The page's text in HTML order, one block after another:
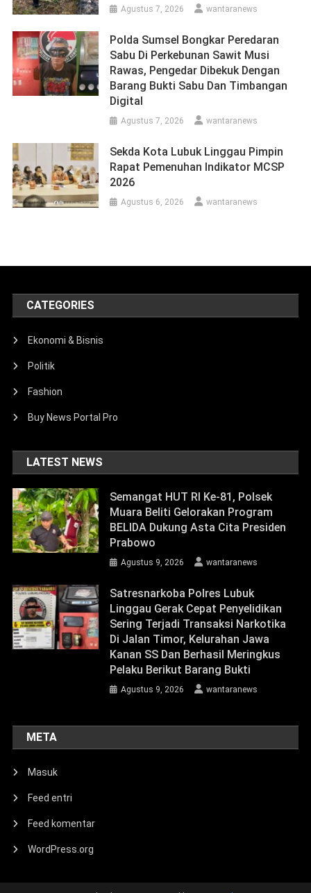
Agustus 7, 2026 wantaranews
Polda Sumsel Bongkar Peredaran
Sabu Di Perkebunan Sawit Musi
Rawas, Pengedar Dibekuk Dengan
Barang Bukti Sabu Dan Timbangan
Digital
Agustus 7, 2026 wantaranews
Sekda Kota Lubuk Linggau Pimpin
Rapat Pemenuhan Indikator MCSP
2026
Agustus 6, 2026 wantaranews
CATEGORIES
Ekonomi & Bisnis
Politik
Fashion
Buy News Portal Pro
LATEST NEWS
Semangat HUT RI Ke-81, Polsek
Muara Beliti Gelorakan Program
BELIDA Dukung Asta Cita Presiden
Prabowo
Agustus 9, 2026 wantaranews
Satresnarkoba Polres Lubuk
Linggau Gerak Cepat Penyelidikan
Sering Terjadi Transaksi Narkotika
Di Jalan Timor, Kelurahan Jawa
Kanan SS Dan Berhasil Meringkus
Pelaku Berikut Barang Bukti
Agustus 9, 2026 wantaranews
META
Masuk
Feed entri
Feed komentar
WordPress.org